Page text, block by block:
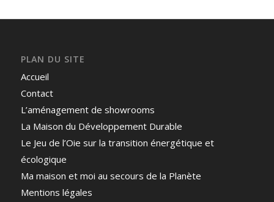
PLAN DU SITE
Accueil
Contact
L’aménagement de showrooms
La Maison du Développement Durable
Le Jeu de l’Oie sur la transition énergétique et
écologique
Ma maison et moi au secours de la Planète
Mentions légales